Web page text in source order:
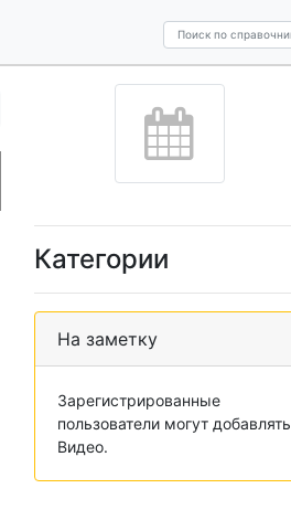
Категории
На заметку
Зарегистрированные
пользователи могут добавлять
Видео.